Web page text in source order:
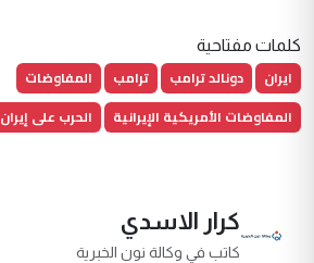
كلمات مفتاحية
ايران دونالد ترامب ترامب
المفاوضات
المفاوضات الأمريكية الإيرانية
الحرب على إيران
كرار الاسدي
كاتب في وكالة نون الخبرية